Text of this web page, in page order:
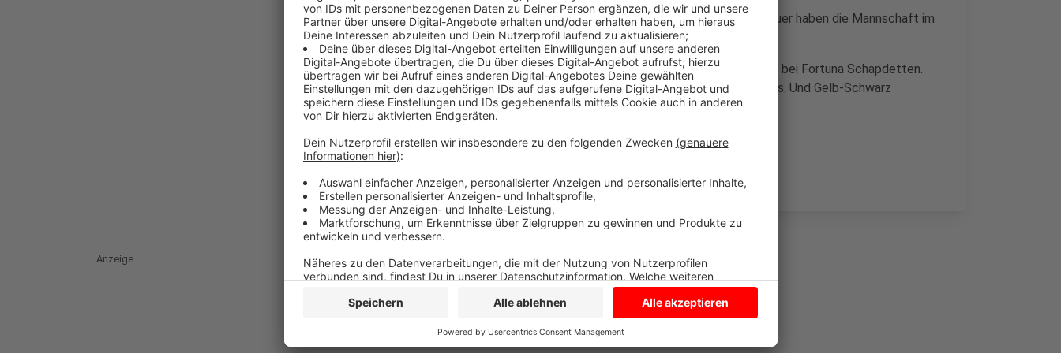
Dabei lagen die Preußen schon 0:2 zurück. Über 5tausend Zuschauer haben die Mannschaft im
Preußen-Stadion unterstützt.
In der A-Kreisliga Münster holte der SV Bösensell einen 3:0 Erfolg bei Fortuna Schapdetten.
Bösensell ist noch ungeschlagen und Schapdetten weitern sieglos. Und Gelb-Schwarz
Hohenholte trennt sich von der SG Selm 1:1 Unentschieden.
Anzeige
Anzeige